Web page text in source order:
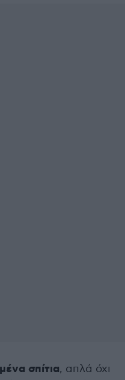
σπίτια, απλά όχι